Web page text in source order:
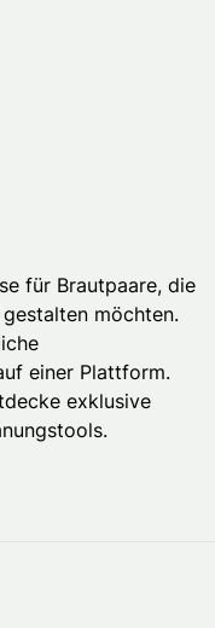
für Brautpaare, die
möchten.
einer Plattform.
exklusive